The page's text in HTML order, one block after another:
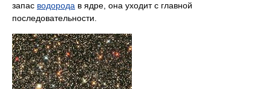
запас водорода в ядре, она уходит с главной
последовательности.